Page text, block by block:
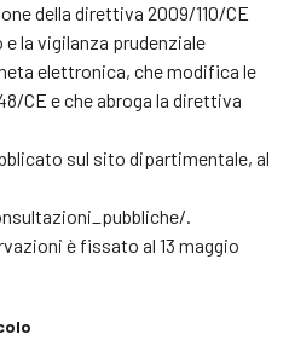
della direttiva 2009/110/CE
e la vigilanza prudenziale
elettronica, che modifica le
CE e che abroga la direttiva
sul sito dipartimentale, al
.
è fissato al 13 maggio